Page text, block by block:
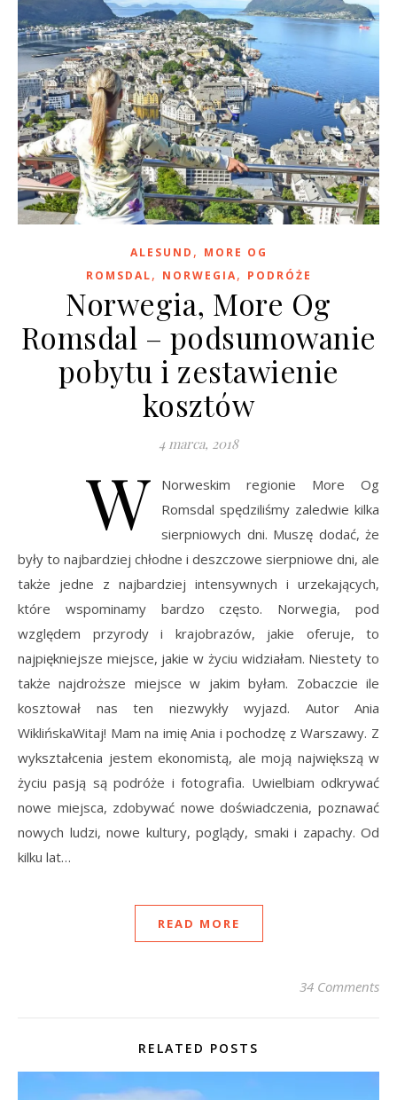
ALESUND , MORE OG
ROMSDAL, NORWEGIA, PODRÓŻE
Norwegia, More Og
Romsdal – podsumowanie
pobytu i zestawienie
kosztów
4 marca, 2018
W
Norweskim regionie More Og
Romsdal spędziliśmy zaledwie kilka
sierpniowych dni. Muszę dodać, że
były to najbardziej chłodne i deszczowe sierpniowe dni, ale
także jedne z najbardziej intensywnych i urzekających,
które wspominamy bardzo często. Norwegia, pod
względem przyrody i krajobrazów, jakie oferuje, to
najpiękniejsze miejsce, jakie w życiu widziałam. Niestety to
także najdroższe miejsce w jakim byłam. Zobaczcie ile
kosztował nas ten niezwykły wyjazd. Autor Ania
WiklińskaWitaj! Mam na imię Ania i pochodzę z Warszawy. Z
wykształcenia jestem ekonomistą, ale moją największą w
życiu pasją są podróże i fotografia. Uwielbiam odkrywać
nowe miejsca, zdobywać nowe doświadczenia, poznawać
nowych ludzi, nowe kultury, poglądy, smaki i zapachy. Od
kilku lat…
READ MORE
34 Comments
RELATED POSTS